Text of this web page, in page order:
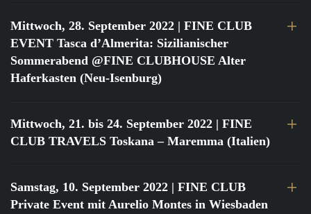
Mittwoch, 28. September 2022 | FINE CLUB
EVENT Tasca d’Almerita: Sizilianischer
Sommerabend @FINE CLUBHOUSE Alter
Haferkasten (Neu-Isenburg)
Mittwoch, 21. bis 24. September 2022 | FINE
CLUB TRAVELS Toskana – Maremma (Italien)
Samstag, 10. September 2022 | FINE CLUB
Private Event mit Aurelio Montes in Wiesbaden